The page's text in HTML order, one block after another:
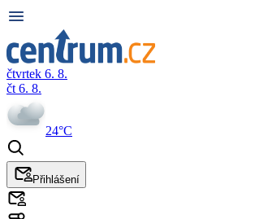
čtvrtek 6. 8.
čt 6. 8.
24°C
Přihlášení